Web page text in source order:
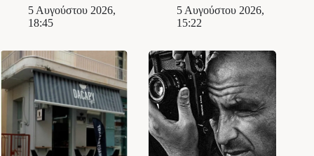
5 Αυγούστου 2026,
18:45
5 Αυγούστου 2026,
15:22